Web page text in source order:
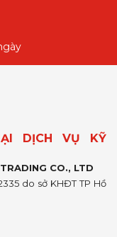
DỊCH VỤ KỸ
CO., LTD
do sở KHĐT TP Hồ